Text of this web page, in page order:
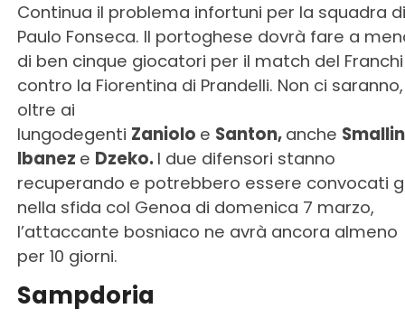
Continua il problema infortuni per la squadra di
Paulo Fonseca. Il portoghese dovrà fare a
di ben cinque giocatori per il match del Franchi
contro la Fiorentina di Prandelli. Non ci saranno,
oltre ai
lungodegenti Zaniolo e Santon, anche
Ibanez e Dzeko. I due difensori stanno
recuperando e potrebbero essere convocati
nella sfida col Genoa di domenica 7 marzo,
l’attaccante bosniaco ne avrà ancora almeno
per 10 giorni.
Sampdoria